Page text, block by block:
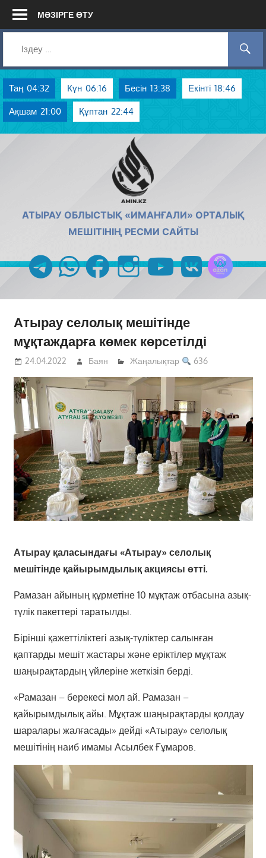
Skip
МӘЗІРГЕ ӨТУ
Таң 04:32 Күн 06:16 Бесін 13:38 Екінті 18:46
Ақшам 21:00 Құптан 22:44
АТЫРАУ ОБЛЫСТЫҚ «ИМАНҒАЛИ» ОРТАЛЫҚ
МЕШІТІНІҢ РЕСМИ САЙТЫ
telegramwhatsappfacebookinstagramyoutubevk
Атырау селолық мешітінде
мұқтаждарға көмек көрсетілді
24.04.2022 Баян Жаңалықтар 636
Атырау қаласындағы «Атырау» селолық
мешітінде қайырымдылық акциясы өтті.
Рамазан айының құрметіне 10 мұқтаж отбасына азық-
түлік пакеттері таратылды.
Бірінші қажеттіліктегі азық-түліктер салынған
қаптарды мешіт жастары және еріктілер мұқтаж
шаңырақтардың үйлеріне жеткізіп берді.
«Рамазан – берекесі мол ай. Рамазан –
қайырымдылық айы. Мұқтаж шаңырақтарды қолдау
шаралары жалғасады» дейді «Атырау» селолық
мешітінің наиб имамы Асылбек Ғұмаров.